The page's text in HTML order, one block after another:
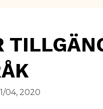
04, 2020